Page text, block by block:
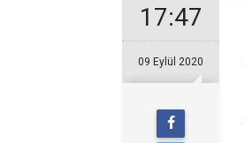
17:47
09 Eylül 2020